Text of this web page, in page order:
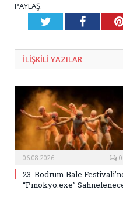
PAYLAŞ.
Twitter
ILIŞKILI YAZILAR
06.08.2026 0
23. Bodrum Bale
“Pinokyo.exe”